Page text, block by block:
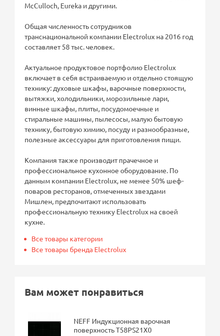
McCulloch, Eureka и другими.
Общая численность сотрудников
транснациональной компании Electrolux на 2016 год
составляет 58 тыс. человек.
Актуальное продуктовое портфолио Electrolux
включает в себя встраиваемую и отдельно стоящую
технику: духовые шкафы, варочные поверхности,
вытяжки, холодильники, морозильные лари,
винные шкафы, плиты, посудомоечные и
стиральные машины, пылесосы, малую бытовую
технику, бытовую химию, посуду и разнообразные,
полезные аксессуары для приготовления пищи.
Компания также производит прачечное и
профессиональное кухонное оборудование. По
данным компании Electrolux, не менее 50% шеф-
поваров ресторанов, отмеченных звездами
Мишлен, предпочитают использовать
профессиональную технику Electrolux на своей
кухне.
Все товары категории
Все товары бренда Electrolux
Вам может понравиться
NEFF Индукционная варочная
поверхность T58PS21X0